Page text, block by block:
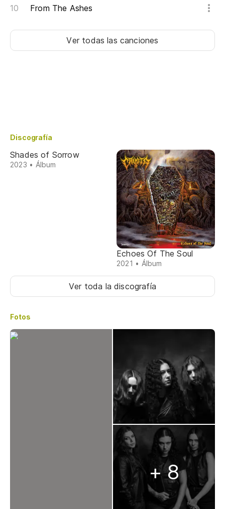
From The Ashes
Ver todas las canciones
Discografía
Shades of Sorrow
2023 • Álbum
Echoes Of The Soul
2021 • Álbum
Ver toda la discografía
Fotos
+ 8